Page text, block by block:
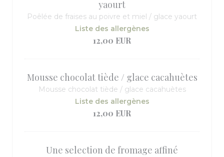
yaourt
Poêlée de fraises au poivre et miel / glace yaourt
Liste des allergènes
12,00 EUR
Mousse chocolat tiède / glace cacahuètes
Mousse chocolat tiède / glace cacahuètes
Liste des allergènes
12,00 EUR
Une selection de fromage affiné